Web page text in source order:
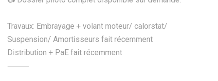
Travaux: Embrayage + volant moteur/ calorstat/
Suspension/ Amortisseurs fait récemment
Distribution + PaE fait récemment
⸻